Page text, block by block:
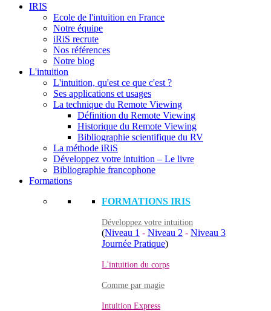
IRIS
Ecole de l'intuition en France
Notre équipe
iRiS recrute
Nos références
Notre blog
L'intuition
L'intuition, qu'est ce que c'est ?
Ses applications et usages
La technique du Remote Viewing
Définition du Remote Viewing
Historique du Remote Viewing
Bibliographie scientifique du RV
La méthode iRiS
Développez votre intuition – Le livre
Bibliographie francophone
Formations
FORMATIONS IRIS
Développez votre intuition
(Niveau 1 - Niveau 2 - Niveau 3
Journée Pratique)
L'intuition du corps
Comme par magie
Intuition Express